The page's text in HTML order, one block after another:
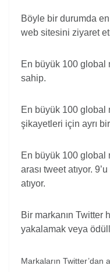
Böyle bir durumda
web sitesini ziyaret
En büyük 100 global
sahip.
En büyük 100 global
şikayetleri için ayrı
En büyük 100 global
arası tweet atıyor.
atıyor.
Bir markanın Twitter
yakalamak veya
Markaların Twitter’dan